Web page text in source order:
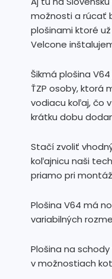
možnosti a rúcať
plošinami ktoré
Velcone
Šikmá plošina
ŤZP osoby, ktorá
vodiacu koľaj, čo
krátku dobu
Stačí zvoliť
koľajnicu naši
priamo pri
Plošina V64 má
variabilných
Plošina na
v možnostiach